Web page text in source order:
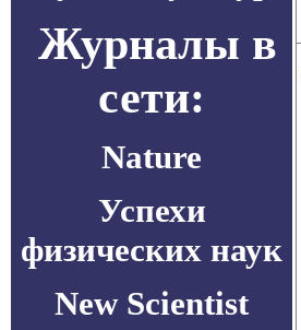
Журналы в
сети:
Nature
Успехи
физических наук
New Scientist